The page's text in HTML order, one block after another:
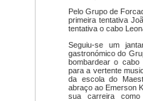
Pelo Grupo de
primeira tentativa
tentativa o cabo
Seguiu-se um
gastronómico do
bombardear o
para a vertente
da escola do
abraço ao Emerson
sua carreira